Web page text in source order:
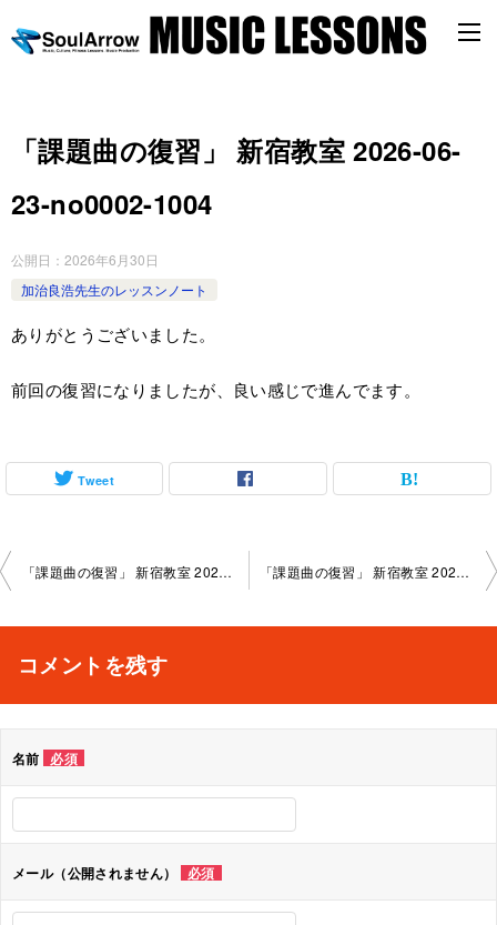
「課題曲の復習」 新宿教室 2026-06-
23-no0002-1004
公開日： 2026年6月30日
加治良浩先生のレッスンノート
ありがとうございました。
前回の復習になりましたが、良い感じで進んでます。
Tweet
投
ビ
シ
ョ
ン
「課題曲の復習」 新宿教室 2026-06-09-no0002-1004 「課題曲の復習」 新宿教室 2026-07-14-no0002-1004
コメントを残す
名前 必須
メール（公開されません） 必須